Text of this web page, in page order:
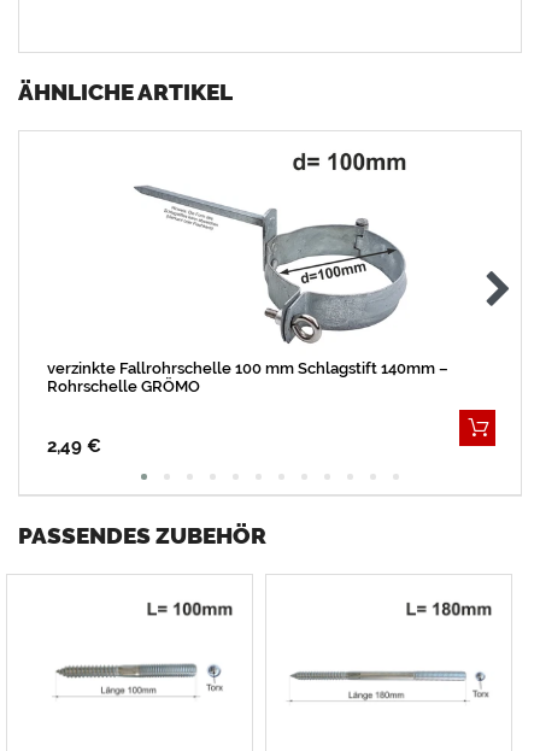
ÄHNLICHE ARTIKEL
verzinkte Fallrohrschelle 100 mm Schlagstift 140mm –
Rohrschelle GRÖMO
2,49 €
PASSENDES ZUBEHÖR